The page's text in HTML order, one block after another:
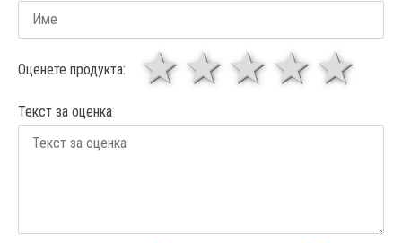
Оценете продукта: 4
3
звезди
1 звезда
Текст за оценка